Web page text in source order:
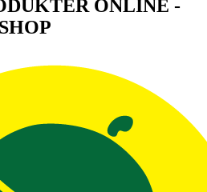
ONLINE -